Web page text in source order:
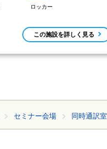
ロッカー
この施設を詳しく見る
セミナー会場 同時通訳室